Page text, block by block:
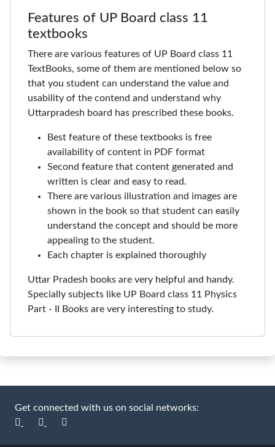
Features of UP Board class 11
textbooks
There are various features of UP Board class 11
TextBooks, some of them are mentioned below so
that you student can understand the value and
usability of the contend and understand why
Uttarpradesh board has prescribed these books.
Best feature of these textbooks is free
availability of content in PDF format
Second feature that content generated and
written is clear and easy to read.
There are various illustration and images are
shown in the book so that student can easily
understand the concept and should be more
appealing to the student.
Each chapter is explained thoroughly
Uttar Pradesh books are very helpful and handy.
Specially subjects like UP Board class 11 Physics
Part - II Books are very interesting to study.
Get connected with us on social networks: